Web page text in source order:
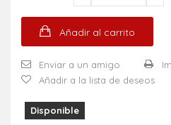
Añadir al carrito
Enviar a un amigo
Añadir a la lista de deseos
Disponible